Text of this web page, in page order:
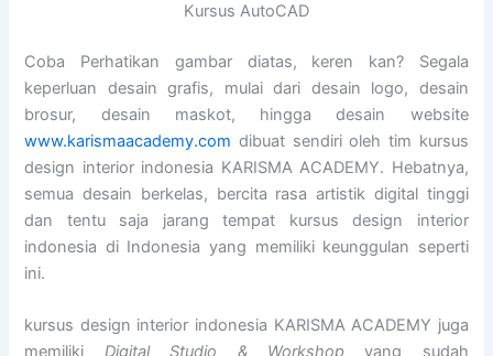
Kursus AutoCAD
Coba Perhatikan gambar diatas, keren kan? Segala
keperluan desain grafis, mulai dari desain logo, desain
brosur, desain maskot, hingga desain website
www.karismaacademy.com dibuat sendiri oleh tim kursus
design interior indonesia KARISMA ACADEMY. Hebatnya,
semua desain berkelas, bercita rasa artistik digital tinggi
dan tentu saja jarang tempat kursus design interior
indonesia di Indonesia yang memiliki keunggulan seperti
ini.
kursus design interior indonesia KARISMA ACADEMY juga
memiliki Digital Studio & Workshop yang sudah